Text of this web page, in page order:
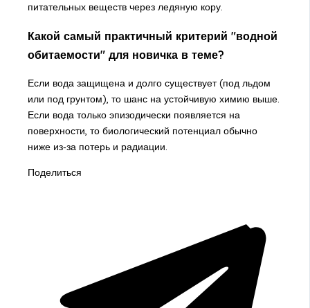
питательных веществ через ледяную кору.
Какой самый практичный критерий "водной
обитаемости" для новичка в теме?
Если вода защищена и долго существует (под льдом
или под грунтом), то шанс на устойчивую химию выше.
Если вода только эпизодически появляется на
поверхности, то биологический потенциал обычно
ниже из‑за потерь и радиации.
Поделиться